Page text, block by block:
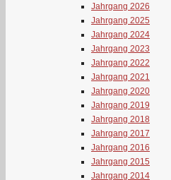
Jahrgang 2026
Jahrgang 2025
Jahrgang 2024
Jahrgang 2023
Jahrgang 2022
Jahrgang 2021
Jahrgang 2020
Jahrgang 2019
Jahrgang 2018
Jahrgang 2017
Jahrgang 2016
Jahrgang 2015
Jahrgang 2014